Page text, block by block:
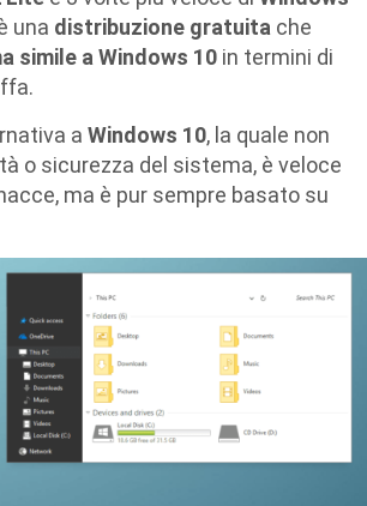
una distribuzione gratuita che
simile a Windows 10 in termini di
a Windows 10, la quale non
o sicurezza del sistema, è veloce
ma è pur sempre basato su